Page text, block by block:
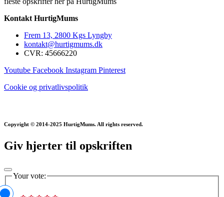
Kontakt HurtigMums
Frem 13, 2800 Kgs Lyngby
kontakt@hurtigmums.dk
CVR: 45666220
Youtube Facebook Instagram Pinterest
Cookie og privatlivspolitik
Copyright © 2014-2025 HurtigMums. All rights reserved.
Giv hjerter til opskriften
Your vote: